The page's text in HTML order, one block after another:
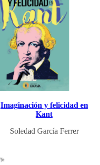
Imaginación y felicidad en
Kant
Soledad García Ferrer